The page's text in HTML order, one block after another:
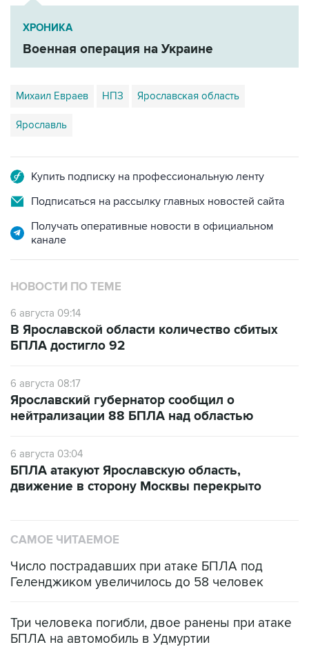
Военная операция на Украине
Михаил Евраев НПЗ Ярославская область
Ярославль
Подписаться на рассылку главных новостей сайта
Получать оперативные новости в официальном
НОВОСТИ ПО ТЕМЕ
6 августа 09:14
БПЛА достигло 92
6 августа 08:17
нейтрализации 88 БПЛА над областью
6 августа 03:04
движение в сторону Москвы перекрыто
Число пострадавших при атаке БПЛА под
Три человека погибли, двое ранены при атаке
Путин сообщил о решении сосредоточить в